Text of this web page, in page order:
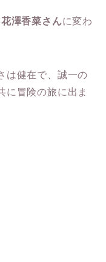
澤香菜さんに変わ
は健在で、誠一の
に冒険の旅に出ま